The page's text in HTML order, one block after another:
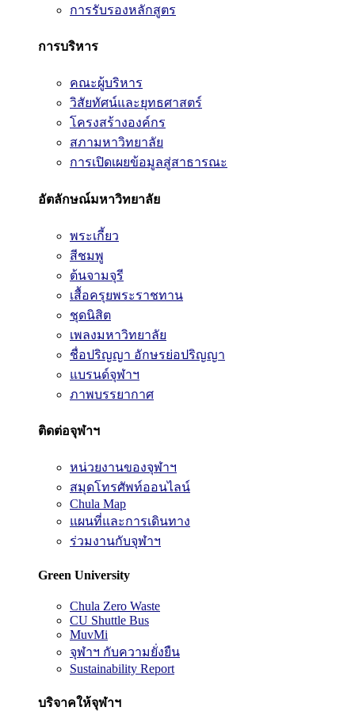
การรับรองหลักสูตร
การบริหาร
คณะผู้บริหาร
วิสัยทัศน์และยุทธศาสตร์
โครงสร้างองค์กร
สภามหาวิทยาลัย
การเปิดเผยข้อมูลสู่สาธารณะ
อัตลักษณ์มหาวิทยาลัย
พระเกี้ยว
สีชมพู
ต้นจามจุรี
เสื้อครุยพระราชทาน
ชุดนิสิต
เพลงมหาวิทยาลัย
ชื่อปริญญา อักษรย่อปริญญา
แบรนด์จุฬาฯ
ภาพบรรยากาศ
ติดต่อจุฬาฯ
หน่วยงานของจุฬาฯ
สมุดโทรศัพท์ออนไลน์
Chula Map
แผนที่และการเดินทาง
ร่วมงานกับจุฬาฯ
Green University
Chula Zero Waste
CU Shuttle Bus
MuvMi
จุฬาฯ กับความยั่งยืน
Sustainability Report
บริจาคให้จุฬาฯ